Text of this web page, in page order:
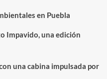
en Puebla
Impavido, una edición
una cabina impulsada por